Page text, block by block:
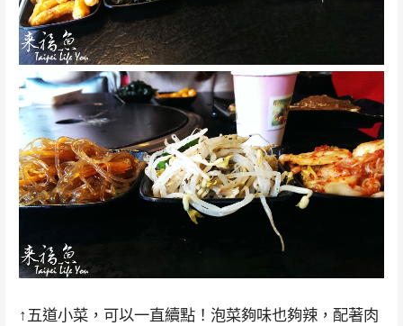
↑五道小菜，可以一直續點！泡菜夠味也夠辣，配著肉